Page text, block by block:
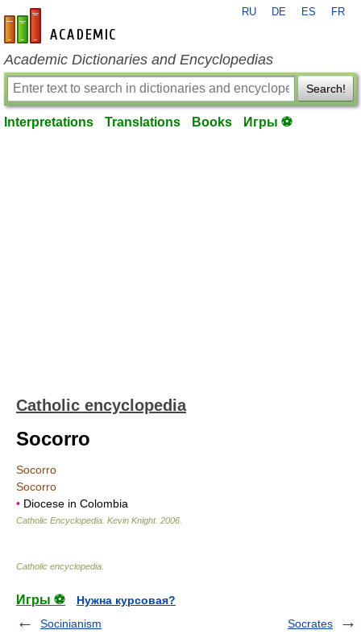
en-academic.com
RU DE ES FR
Academic Dictionaries and Encyclopedias
Search!
Interpretations Translations Books Игры ⚽
Catholic encyclopedia
Socorro
Socorro
Socorro
• Diocese in Colombia
Catholic Encyclopedia Kevin Knight. 2006
Catholic encyclopedia
Игры ⚽
Нужна курсовая?
Socinianism
Socrates